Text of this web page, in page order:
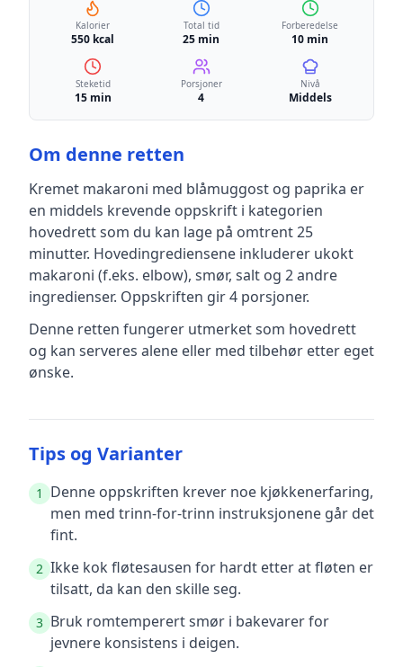
Kalorier
550 kcal
Total tid
25 min
Forberedelse
10 min
Steketid
15 min
Porsjoner
4
Nivå
Middels
Om denne retten
Kremet makaroni med blåmuggost og paprika er
en middels krevende oppskrift i kategorien
hovedrettsom du kan lage på omtrent 25
minutter. Hovedingrediensene inkluderer ukokt
makaroni (f.eks. elbow), smør, salt og 2 andre
ingredienser. Oppskriften gir4 porsjoner.
Denne retten fungerer utmerket som hovedrett
og kan serveres alene eller med tilbehør etter eget
ønske.
Tips og Varianter
1
Denne oppskriften krever noe kjøkkenerfaring,
men med trinn-for-trinn instruksjonene går det
fint.
2 Ikke kok fløtesausen for hardt etter at fløten er
tilsatt, da kan den skille seg.
3 Bruk romtemperert smør i bakevarer for
jevnere konsistens i deigen.